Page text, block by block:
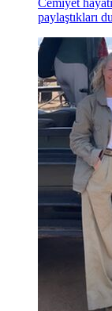
paylaştıkları